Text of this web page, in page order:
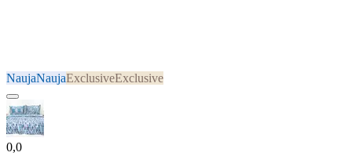
NaujaNaujaExclusiveExclusive
0,0